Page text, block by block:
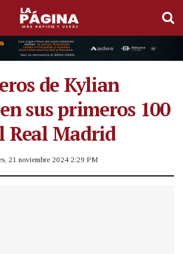
de Kylian
sus primeros 100
Real Madrid
21 noviembre 2024 2:29 PM